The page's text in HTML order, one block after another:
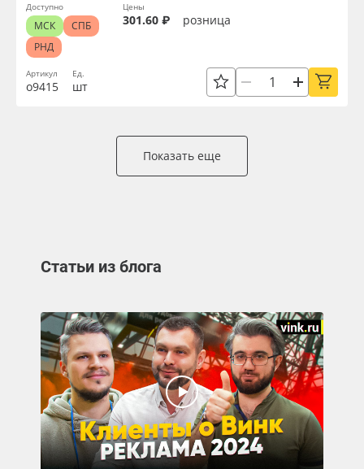
Артикул
о9415
Ед.
шт
Цены
301.60 ₽ розница
Доступно
МСК
СПБ
РНД
Показать еще
Статьи из блога